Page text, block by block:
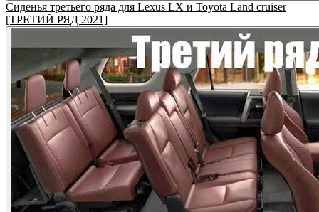
Сиденья третьего ряда для Lexus LX и Toyota Land cruiser
[ТРЕТИЙ РЯД 2021]